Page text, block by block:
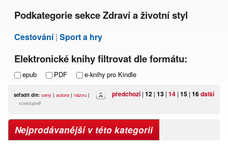
Podkategorie sekce Zdraví a životní styl
Cestování| Sport a hry
Elektronické knihy filtrovat dle formátu:
epub PDF e-knihy pro Kindle
předchozí| 12 | 13 | 14 | 15 | 16další
seřadit dle: ceny | autora | názvu |
vzestupně
Nejprodávanější v této kategorii